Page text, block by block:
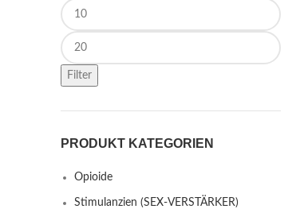
Min price
Max price
Filter
PRODUKT KATEGORIEN
Opioide
Stimulanzien (SEX-VERSTÄRKER)